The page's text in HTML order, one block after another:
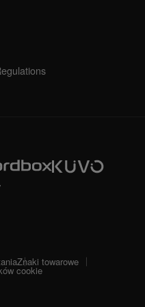
Znaki towarowe
cookie